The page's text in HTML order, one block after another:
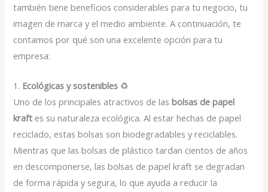
también tiene beneficios considerables para tu negocio, tu
imagen de marca y el medio ambiente. A continuación, te
contamos por qué son una excelente opción para tu
empresa:
1. Ecológicas y sostenibles ♻️
Uno de los principales atractivos de lasbolsas de papel
kraft es su naturaleza ecológica. Al estar hechas de papel
reciclado, estas bolsas son biodegradables y reciclables.
Mientras que las bolsas de plástico tardan cientos de años
en descomponerse, las bolsas de papel kraft se degradan
de forma rápida y segura, lo que ayuda a reducir la